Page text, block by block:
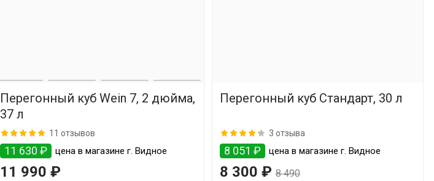
Перегонный куб Wein 7, 2 дюйма,
37 л
11 отзывов
11 630 ₽ цена в магазине г. Видное
11 990 ₽
Перегонный куб Стандарт, 30 л
3 отзыва
8 051 ₽ цена в магазине г. Видное
8 300 ₽ 8 490